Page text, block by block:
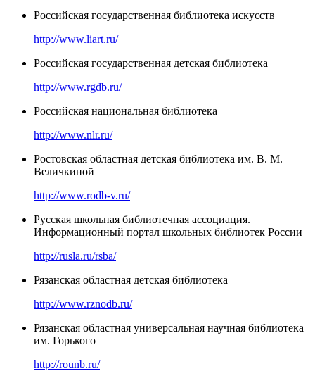
Российская государственная библиотека искусств
http://www.liart.ru/
Российская государственная детская библиотека
http://www.rgdb.ru/
Российская национальная библиотека
http://www.nlr.ru/
Ростовская областная детская библиотека им. В. М.
Величкиной
http://www.rodb-v.ru/
Русская школьная библиотечная ассоциация.
Информационный портал школьных библиотек России
http://rusla.ru/rsba/
Рязанская областная детская библиотека
http://www.rznodb.ru/
Рязанская областная универсальная научная библиотека
им. Горького
http://rounb.ru/